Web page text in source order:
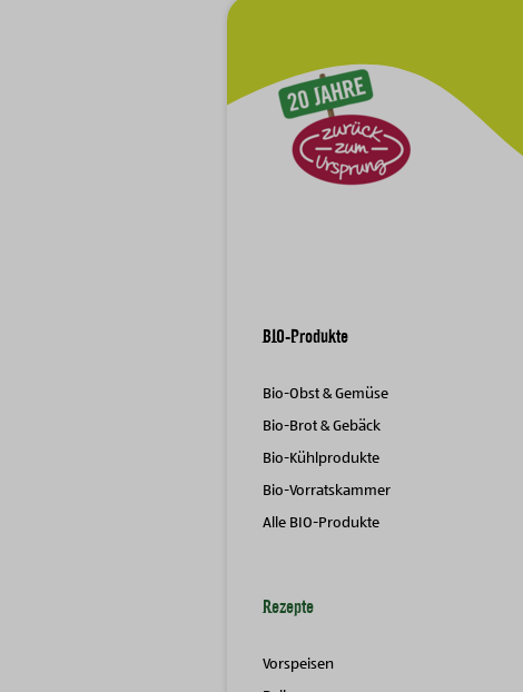
BIO-Produkte
Bio-Obst & Gemüse
Bio-Brot & Gebäck
Bio-Kühlprodukte
Bio-Vorratskammer
Alle BIO-Produkte
Rezepte
Vorspeisen